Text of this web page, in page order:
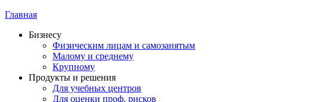
Главная
Бизнесу
Физическим лицам и самозанятым
Малому и среднему
Крупному
Продукты и решения
Для учебных центров
Для оценки проф. рисков